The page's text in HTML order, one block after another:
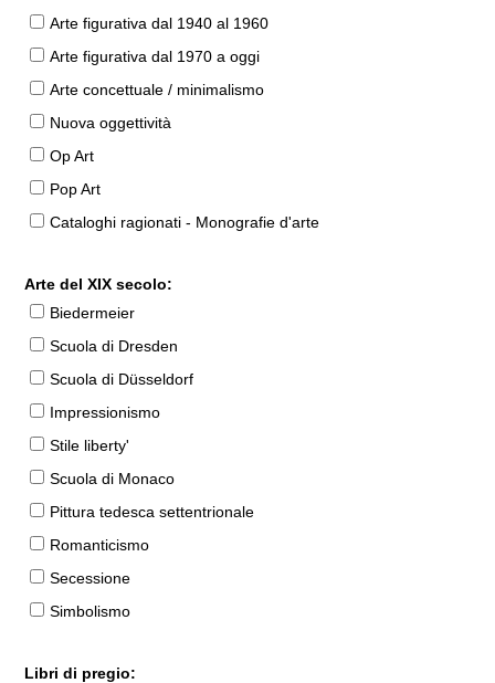
Arte figurativa dal 1940 al 1960
Arte figurativa dal 1970 a oggi
Arte concettuale / minimalismo
Nuova oggettività
Op Art
Pop Art
Cataloghi ragionati - Monografie d'arte
Arte del XIX secolo:
Biedermeier
Scuola di Dresden
Scuola di Düsseldorf
Impressionismo
Stile liberty'
Scuola di Monaco
Pittura tedesca settentrionale
Romanticismo
Secessione
Simbolismo
Libri di pregio: